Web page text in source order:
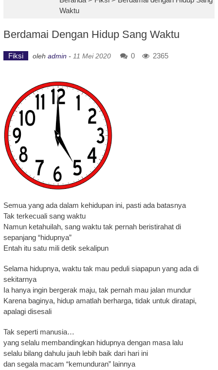
Waktu
Berdamai Dengan Hidup Sang Waktu
Fiksi oleh admin - 11 Mei 2020 0 2365
Semua yang ada dalam kehidupan ini, pasti ada batasnya
Tak terkecuali sang waktu
Namun ketahuilah, sang waktu tak pernah beristirahat di
sepanjang “hidupnya”
Entah itu satu mili detik sekalipun
Selama hidupnya, waktu tak mau peduli siapapun yang ada di
sekitarnya
Ia hanya ingin bergerak maju, tak pernah mau jalan mundur
Karena baginya, hidup amatlah berharga, tidak untuk diratapi,
apalagi disesali
Tak seperti manusia…
yang selalu membandingkan hidupnya dengan masa lalu
selalu bilang dahulu jauh lebih baik dari hari ini
dan segala macam “kemunduran” lainnya